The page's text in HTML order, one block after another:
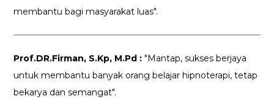
membantu bagi masyarakat luas".
Prof.DR.Firman, S.Kp, M.Pd : "Mantap, sukses berjaya
untuk membantu banyak orang belajar hipnoterapi, tetap
bekarya dan semangat".